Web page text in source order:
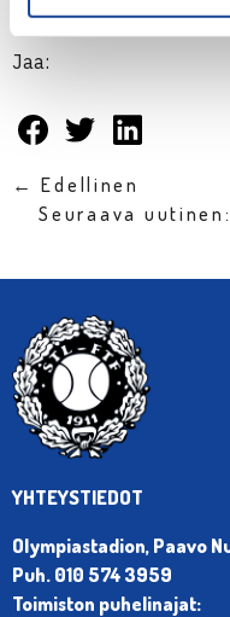
Jaa:
← Edellinen
Seuraava
YHTEYSTIEDOT
Olympiastadion, Paavo
Puh. 010 574 3959
Toimiston puhelinajat: